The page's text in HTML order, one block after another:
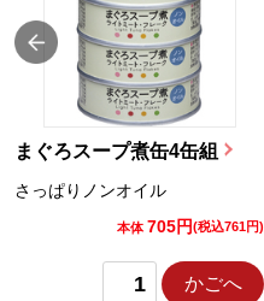
まぐろスープ煮缶4缶組
さっぱりノンオイル
本体 705円(税込761円)
かごへ